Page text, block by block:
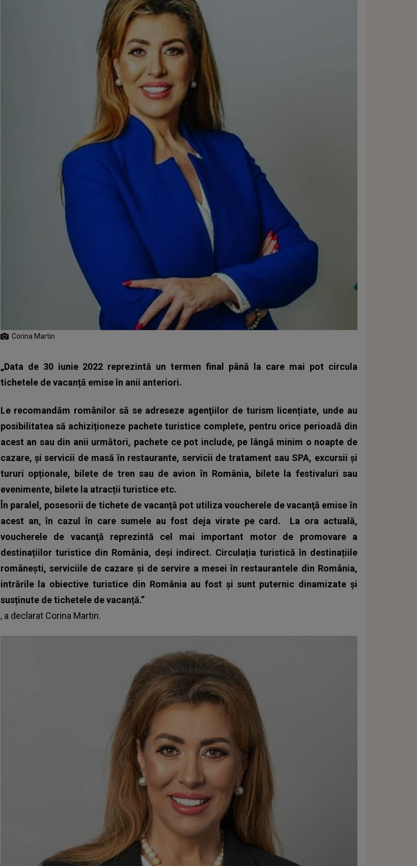
Corina Martin
„Data de 30 iunie 2022 reprezintă un termen final până la care mai pot circula
tichetele de vacanță emise în anii anteriori.
Le recomandăm românilor să se adreseze agenţiilor de turism licențiate, unde au
posibilitatea să achiziționeze pachete turistice complete, pentru orice perioadă din
acest an sau din anii următori, pachete ce pot include, pe lângă minim o noapte de
cazare, și servicii de masă în restaurante, servicii de tratament sau SPA, excursii și
tururi opționale, bilete de tren sau de avion în România, bilete la festivaluri sau
evenimente, bilete la atracții turistice etc.
În paralel, posesorii de tichete de vacanță pot utiliza voucherele de vacanţă emise în
acest an, în cazul în care sumele au fost deja virate pe card. La ora actuală,
voucherele de vacanţă reprezintă cel mai important motor de promovare a
destinațiilor turistice din România, deși indirect. Circulația turistică în destinațiile
românești, serviciile de cazare și de servire a mesei în restaurantele din România,
intrările la obiective turistice din România au fost și sunt puternic dinamizate și
susținute de tichetele de vacanță.”
, a declarat Corina Martin.